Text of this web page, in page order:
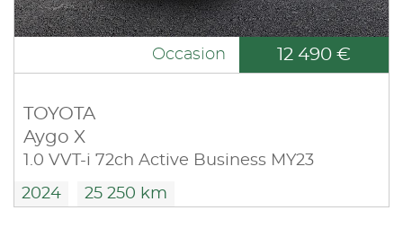
Occasion 12 490 €
TOYOTA
Aygo X
1.0 VVT-i 72ch Active Business MY23
2024 25 250 km